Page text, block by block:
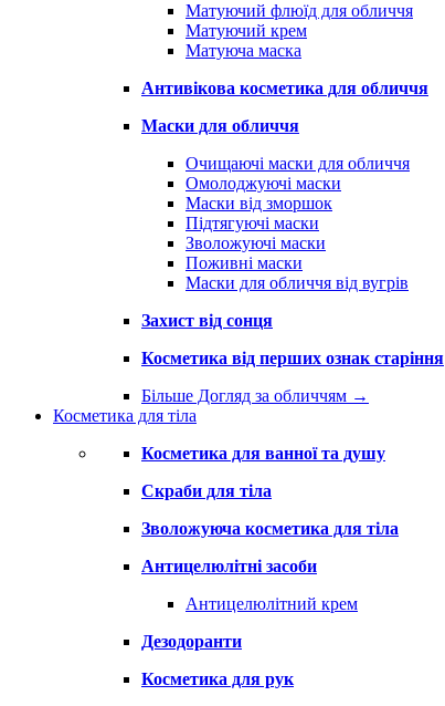
Матуючий флюїд для обличчя
Матуючий крем
Матуюча маска
Антивікова косметика для обличчя
Маски для обличчя
Очищаючі маски для обличчя
Омолоджуючі маски
Маски від зморшок
Підтягуючі маски
Зволожуючі маски
Поживні маски
Маски для обличчя від вугрів
Захист від сонця
Косметика від перших ознак старіння
Більше Догляд за обличчям →
Косметика для тіла
Косметика для ванної та душу
Скраби для тіла
Зволожуюча косметика для тіла
Антицелюлітні засоби
Антицелюлітний крем
Дезодоранти
Косметика для рук